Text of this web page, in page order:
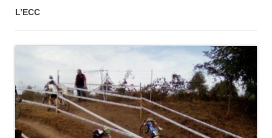
Documentation
Sorties
Strava
L’ECC